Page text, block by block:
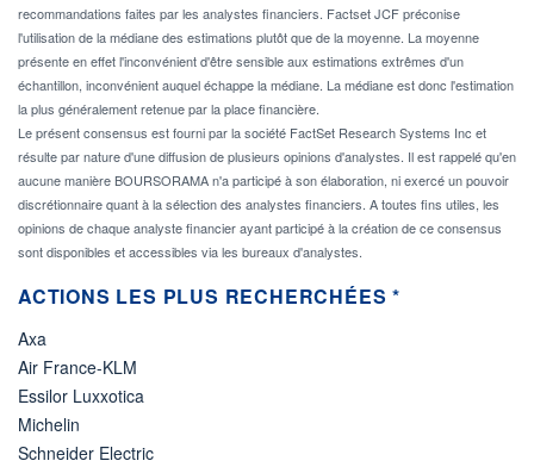
recommandations faites par les analystes financiers. Factset JCF préconise
l'utilisation de la médiane des estimations plutôt que de la moyenne. La moyenne
présente en effet l'inconvénient d'être sensible aux estimations extrêmes d'un
échantillon, inconvénient auquel échappe la médiane. La médiane est donc l'estimation
la plus généralement retenue par la place financière.
Le présent consensus est fourni par la société FactSet Research Systems Inc et
résulte par nature d'une diffusion de plusieurs opinions d'analystes. Il est rappelé qu'en
aucune manière BOURSORAMA n'a participé à son élaboration, ni exercé un pouvoir
discrétionnaire quant à la sélection des analystes financiers. A toutes fins utiles, les
opinions de chaque analyste financier ayant participé à la création de ce consensus
sont disponibles et accessibles via les bureaux d'analystes.
ACTIONS LES PLUS RECHERCHÉES *
Axa
Air France-KLM
Essilor Luxxotica
Michelin
Schneider Electric